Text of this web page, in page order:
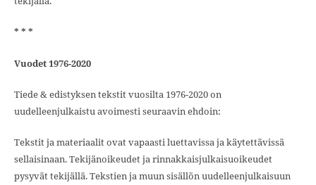
* * *
Vuodet 1976-2020
Tiede & edistyksen tekstit vuosilta 1976-2020 on
uudelleenjulkaistu avoimesti seuraavin ehdoin:
Tekstit ja materiaalit ovat vapaasti luettavissa ja käytettävissä
sellaisinaan. Tekijänoikeudet ja rinnakkaisjulkaisuoikeudet
pysyvät tekijällä. Tekstien ja muun sisällön uudelleenjulkaisuun